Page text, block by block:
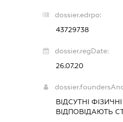
dossier.edrpo:
43729738
dossier.regDate:
26.07.20
ВІДСУТНІ
ВІДПОВІДАЮТЬ